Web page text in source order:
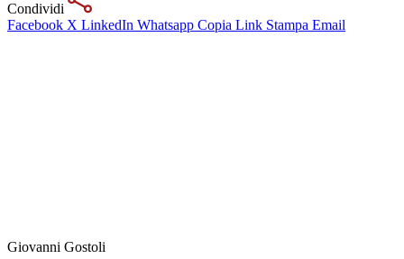
Condividi
Facebook X LinkedIn Whatsapp Copia Link Stampa Email
Giovanni Gostoli